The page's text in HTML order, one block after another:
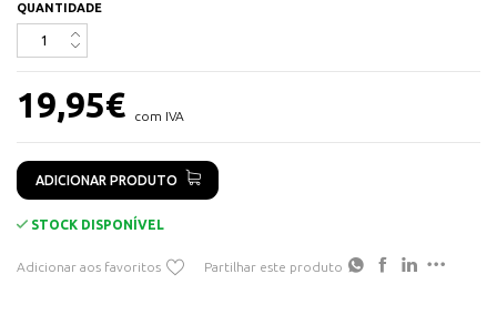
QUANTIDADE
19,95€ com IVA
ADICIONAR PRODUTO
STOCK DISPONÍVEL
Adicionar aos favoritos Partilhar este produto